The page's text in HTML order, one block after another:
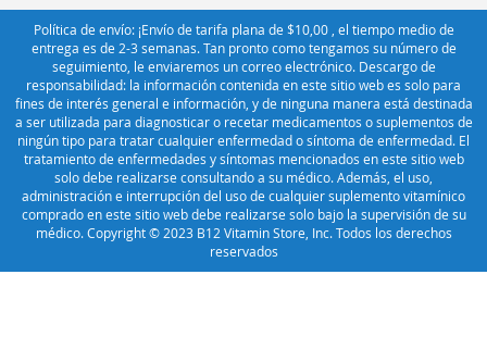
Política de envío: ¡Envío de tarifa plana de $10,00 , el tiempo medio de
entrega es de 2-3 semanas. Tan pronto como tengamos su número de
seguimiento, le enviaremos un correo electrónico. Descargo de
responsabilidad: la información contenida en este sitio web es solo para
fines de interés general e información, y de ninguna manera está destinada
a ser utilizada para diagnosticar o recetar medicamentos o suplementos de
ningún tipo para tratar cualquier enfermedad o síntoma de enfermedad. El
tratamiento de enfermedades y síntomas mencionados en este sitio web
solo debe realizarse consultando a su médico. Además, el uso,
administración e interrupción del uso de cualquier suplemento vitamínico
comprado en este sitio web debe realizarse solo bajo la supervisión de su
médico. Copyright © 2023 B12 Vitamin Store, Inc. Todos los derechos
reservados